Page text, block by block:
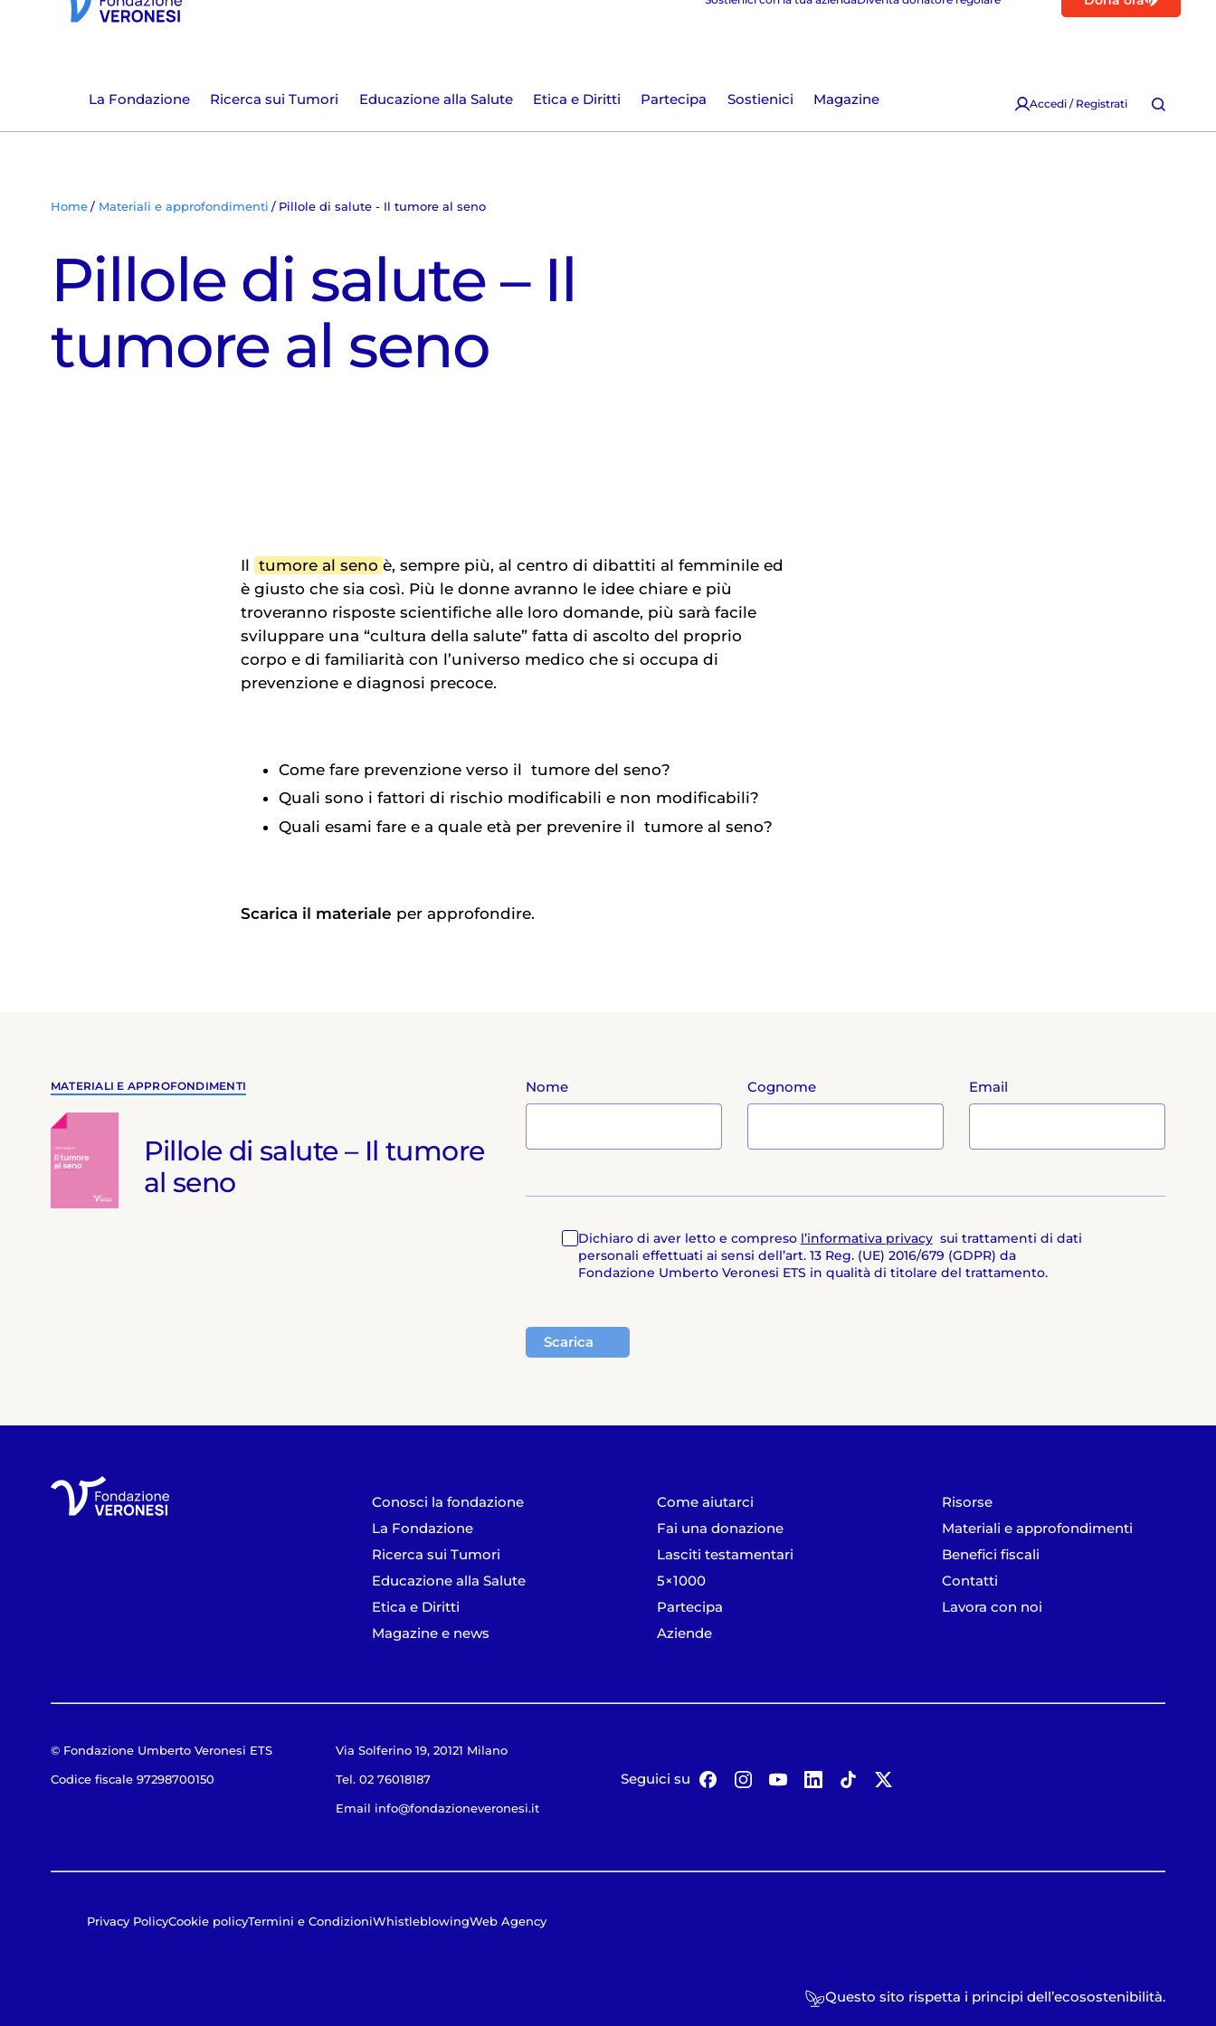
La Fondazione Ricerca sui Tumori Educazione alla Salute Etica e Diritti Partecipa Sostienici Magazine Accedi / Registrati
Home Materiali e approfondimenti Pillole di salute - Il tumore al seno
Pillole di salute – Il
tumore al seno
Il tumore al seno è, sempre più, al centro di dibattiti al femminile ed
è giusto che sia così. Più le donne avranno le idee chiare e più
troveranno risposte scientifiche alle loro domande, più sarà facile
sviluppare una “cultura della salute” fatta di ascolto del proprio
corpo e di familiarità con l’universo medico che si occupa di
prevenzione e diagnosi precoce.
Come fare prevenzione verso il tumore del seno?
Quali sono i fattori di rischio modificabili e non modificabili?
Quali esami fare e a quale età per prevenire il tumore al seno?
Scarica il materiale per approfondire.
MATERIALI E APPROFONDIMENTI
Pillole di salute – Il tumore
al seno
Nome Cognome Email
Dichiaro di aver letto e compreso l’informativa privacysui trattamenti di dati
personali effettuati ai sensi dell’art. 13 Reg. (UE) 2016/679 (GDPR) da
Fondazione Umberto Veronesi ETS in qualità di titolare del trattamento.
Scarica
Conosci la fondazione
La Fondazione
Ricerca sui Tumori
Educazione alla Salute
Etica e Diritti
Magazine e news
Come aiutarci
Fai una donazione
Lasciti testamentari
5×1000
Partecipa
Aziende
Risorse
Materiali e approfondimenti
Benefici fiscali
Contatti
Lavora con noi
© Fondazione Umberto Veronesi ETS
Codice fiscale 97298700150
Via Solferino 19, 20121 Milano
Tel. 02 76018187
Email info@fondazioneveronesi.it
Seguici su
Privacy PolicyCookie policyTermini e CondizioniWhistleblowingWeb Agency
Questo sito rispetta i principi dell’ecosostenibilità.